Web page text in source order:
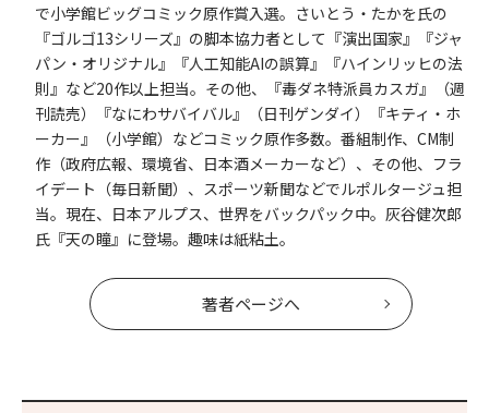
で小学館ビッグコミック原作賞入選。さいとう・たかを氏の
『ゴルゴ13シリーズ』の脚本協力者として『演出国家』『ジャ
パン・オリジナル』『人工知能AIの誤算』『ハインリッヒの法
則』など20作以上担当。その他、『毒ダネ特派員カスガ』（週
刊読売）『なにわサバイバル』（日刊ゲンダイ）『キティ・ホ
ーカー』（小学館）などコミック原作多数。番組制作、CM制
作（政府広報、環境省、日本酒メーカーなど）、その他、フラ
イデート（毎日新聞）、スポーツ新聞などでルポルタージュ担
当。現在、日本アルプス、世界をバックパック中。灰谷健次郎
氏『天の瞳』に登場。趣味は紙粘土。
著者ページへ